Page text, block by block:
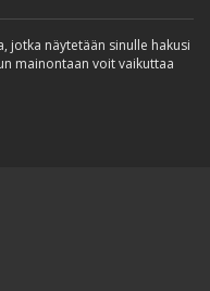
jotka näytetään sinulle hakusi
mainontaan voit vaikuttaa